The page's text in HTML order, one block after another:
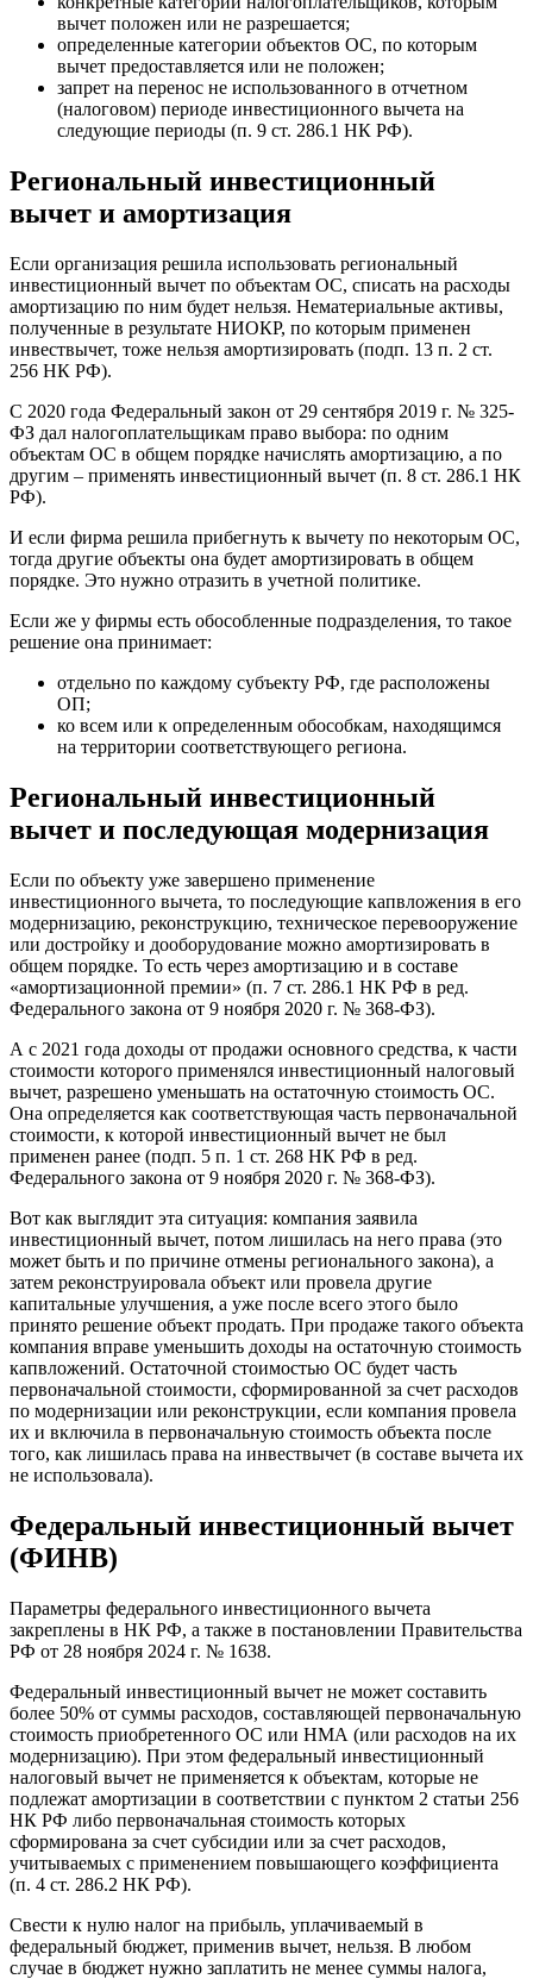
вычет положен или не разрешается;
определенные категории объектов ОС, по которым
вычет предоставляется или не положен;
запрет на перенос не использованного в отчетном
(налоговом) периоде инвестиционного вычета на
следующие периоды (п. 9 ст. 286.1 НК РФ).
Региональный инвестиционный
вычет и амортизация
Если организация решила использовать региональный
инвестиционный вычет по объектам ОС, списать на расходы
амортизацию по ним будет нельзя. Нематериальные активы,
полученные в результате НИОКР, по которым применен
инвествычет, тоже нельзя амортизировать (подп. 13 п. 2 ст.
256 НК РФ).
С 2020 года Федеральный закон от 29 сентября 2019 г. № 325-
ФЗ дал налогоплательщикам право выбора: по одним
объектам ОС в общем порядке начислять амортизацию, а по
другим – применять инвестиционный вычет (п. 8 ст. 286.1 НК
РФ).
И если фирма решила прибегнуть к вычету по некоторым ОС,
тогда другие объекты она будет амортизировать в общем
порядке. Это нужно отразить в учетной политике.
Если же у фирмы есть обособленные подразделения, то такое
решение она принимает:
отдельно по каждому субъекту РФ, где расположены
ОП;
ко всем или к определенным обособкам, находящимся
на территории соответствующего региона.
Региональный инвестиционный
вычет и последующая модернизация
Если по объекту уже завершено применение
инвестиционного вычета, то последующие капвложения в его
модернизацию, реконструкцию, техническое перевооружение
или достройку и дооборудование можно амортизировать в
общем порядке. То есть через амортизацию и в составе
«амортизационной премии» (п. 7 ст. 286.1 НК РФ в ред.
Федерального закона от 9 ноября 2020 г. № 368-ФЗ).
А с 2021 года доходы от продажи основного средства, к части
стоимости которого применялся инвестиционный налоговый
вычет, разрешено уменьшать на остаточную стоимость ОС.
Она определяется как соответствующая часть первоначальной
стоимости, к которой инвестиционный вычет не был
применен ранее (подп. 5 п. 1 ст. 268 НК РФ в ред.
Федерального закона от 9 ноября 2020 г. № 368-ФЗ).
Вот как выглядит эта ситуация: компания заявила
инвестиционный вычет, потом лишилась на него права (это
может быть и по причине отмены регионального закона), а
затем реконструировала объект или провела другие
капитальные улучшения, а уже после всего этого было
принято решение объект продать. При продаже такого объекта
компания вправе уменьшить доходы на остаточную стоимость
капвложений. Остаточной стоимостью ОС будет часть
первоначальной стоимости, сформированной за счет расходов
по модернизации или реконструкции, если компания провела
их и включила в первоначальную стоимость объекта после
того, как лишилась права на инвествычет (в составе вычета их
не использовала).
Федеральный инвестиционный вычет
(ФИНВ)
Параметры федерального инвестиционного вычета
закреплены в НК РФ, а также в постановлении Правительства
РФ от 28 ноября 2024 г. № 1638.
Федеральный инвестиционный вычет не может составить
более 50% от суммы расходов, составляющей первоначальную
стоимость приобретенного ОС или НМА (или расходов на их
модернизацию). При этом федеральный инвестиционный
налоговый вычет не применяется к объектам, которые не
подлежат амортизации в соответствии с пунктом 2 статьи 256
НК РФ либо первоначальная стоимость которых
сформирована за счет субсидии или за счет расходов,
учитываемых с применением повышающего коэффициента
(п. 4 ст. 286.2 НК РФ).
Свести к нулю налог на прибыль, уплачиваемый в
федеральный бюджет, применив вычет, нельзя. В любом
случае в бюджет нужно заплатить не менее суммы налога,